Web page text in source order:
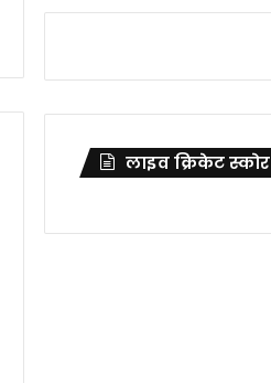
लाइव क्रिकेट स्कोर